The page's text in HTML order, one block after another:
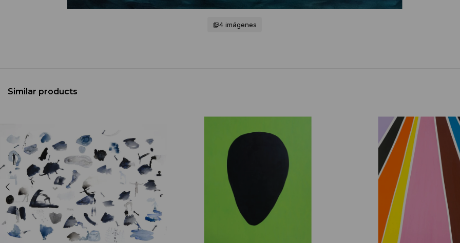
4 imágenes
Similar products